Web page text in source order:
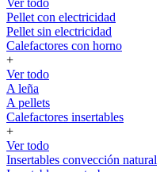
Ver todo
Pellet con electricidad
Pellet sin electricidad
Calefactores con horno
+
Ver todo
A leña
A pellets
Calefactores insertables
+
Ver todo
Insertables convección natural